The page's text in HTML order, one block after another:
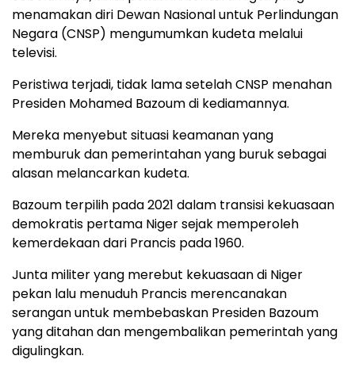
menamakan diri Dewan Nasional untuk Perlindungan
Negara (CNSP) mengumumkan kudeta melalui
televisi.
Peristiwa terjadi, tidak lama setelah CNSP menahan
Presiden Mohamed Bazoum di kediamannya.
Mereka menyebut situasi keamanan yang
memburuk dan pemerintahan yang buruk sebagai
alasan melancarkan kudeta.
Bazoum terpilih pada 2021 dalam transisi kekuasaan
demokratis pertama Niger sejak memperoleh
kemerdekaan dari Prancis pada 1960.
Junta militer yang merebut kekuasaan di Niger
pekan lalu menuduh Prancis merencanakan
serangan untuk membebaskan Presiden Bazoum
yang ditahan dan mengembalikan pemerintah yang
digulingkan.